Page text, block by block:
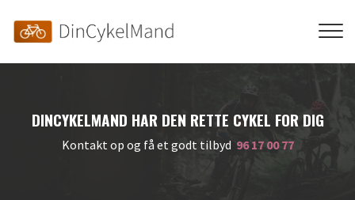
main
content
DINCYKELMAND HAR DEN RETTE CYKEL FOR DIG
Kontakt op og få et godt tilbyd 96 17 00 77